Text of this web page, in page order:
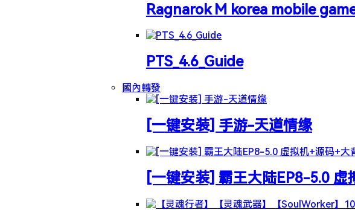
Ragnarok M korea mobile
PTS_4.6_Guide
國內轉發
[一键安装] 手游-天道情缘
[一键安装] 霸王大陆EP8-5.0